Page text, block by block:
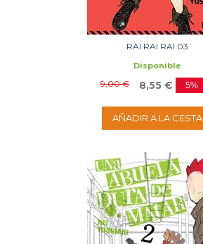
RAI RAI RAI 03
Disponible
9,00 € 8,55 € 5%
AÑADIR A LA CESTA